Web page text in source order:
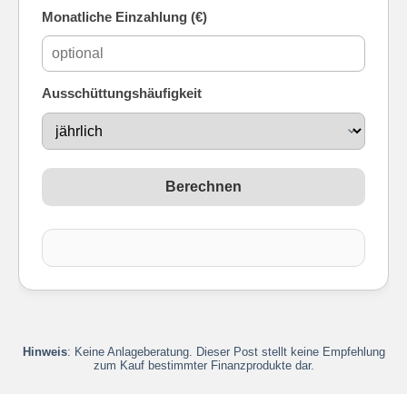
Monatliche Einzahlung (€)
Ausschüttungshäufigkeit
Berechnen
Hinweis: Keine Anlageberatung. Dieser Post stellt keine Empfehlung
zum Kauf bestimmter Finanzprodukte dar.